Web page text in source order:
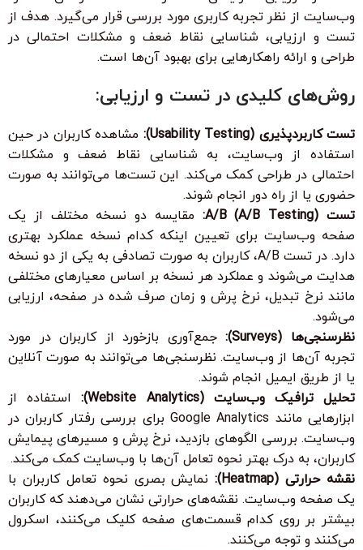
وب‌سایت از نظر تجربه کاربری مورد بررسی قرار می‌گیرد. هدف از
تست و ارزیابی، شناسایی نقاط ضعف و مشکلات احتمالی در
طراحی و ارائه راهکارهایی برای بهبود آن‌ها است.
روش‌های کلیدی در تست و ارزیابی:
تست کاربردپذیری (Usability Testing):
مشاهده کاربران در حین
استفاده از وب‌سایت، به شناسایی نقاط ضعف و مشکلات
احتمالی در طراحی کمک می‌کند. این تست‌ها می‌توانند به صورت
حضوری یا از راه دور انجام شوند.
تست A/B (A/B Testing):
مقایسه دو نسخه مختلف از یک
صفحه وب‌سایت برای تعیین اینکه کدام نسخه عملکرد بهتری
دارد. در تست A/B، کاربران به صورت تصادفی به یکی از دو نسخه
هدایت می‌شوند و عملکرد هر نسخه بر اساس معیارهای مختلفی
مانند نرخ تبدیل، نرخ پرش و زمان صرف شده در صفحه، ارزیابی
می‌شود.
نظرسنجی‌ها (Surveys):
جمع‌آوری بازخورد از کاربران در مورد
تجربه آن‌ها از وب‌سایت. نظرسنجی‌ها می‌توانند به صورت آنلاین
یا از طریق ایمیل انجام شوند.
تحلیل ترافیک وب‌سایت (Website Analytics):
استفاده از
ابزارهایی مانند Google Analytics برای بررسی رفتار کاربران در
وب‌سایت. بررسی الگوهای بازدید، نرخ پرش و مسیرهای پیمایش
کاربران، به درک بهتر نحوه تعامل آن‌ها با وب‌سایت کمک می‌کند.
نقشه حرارتی (Heatmap):
نمایش بصری نحوه تعامل کاربران با
یک صفحه وب‌سایت. نقشه‌های حرارتی نشان می‌دهند که کاربران
بیشتر بر روی کدام قسمت‌های صفحه کلیک می‌کنند، اسکرول
می‌کنند و توجه می‌کنند.